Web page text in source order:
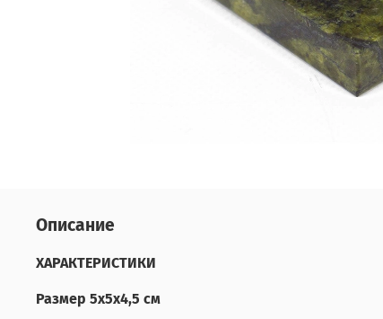
Описание
ХАРАКТЕРИСТИКИ
Размер 5х5х4,5 см